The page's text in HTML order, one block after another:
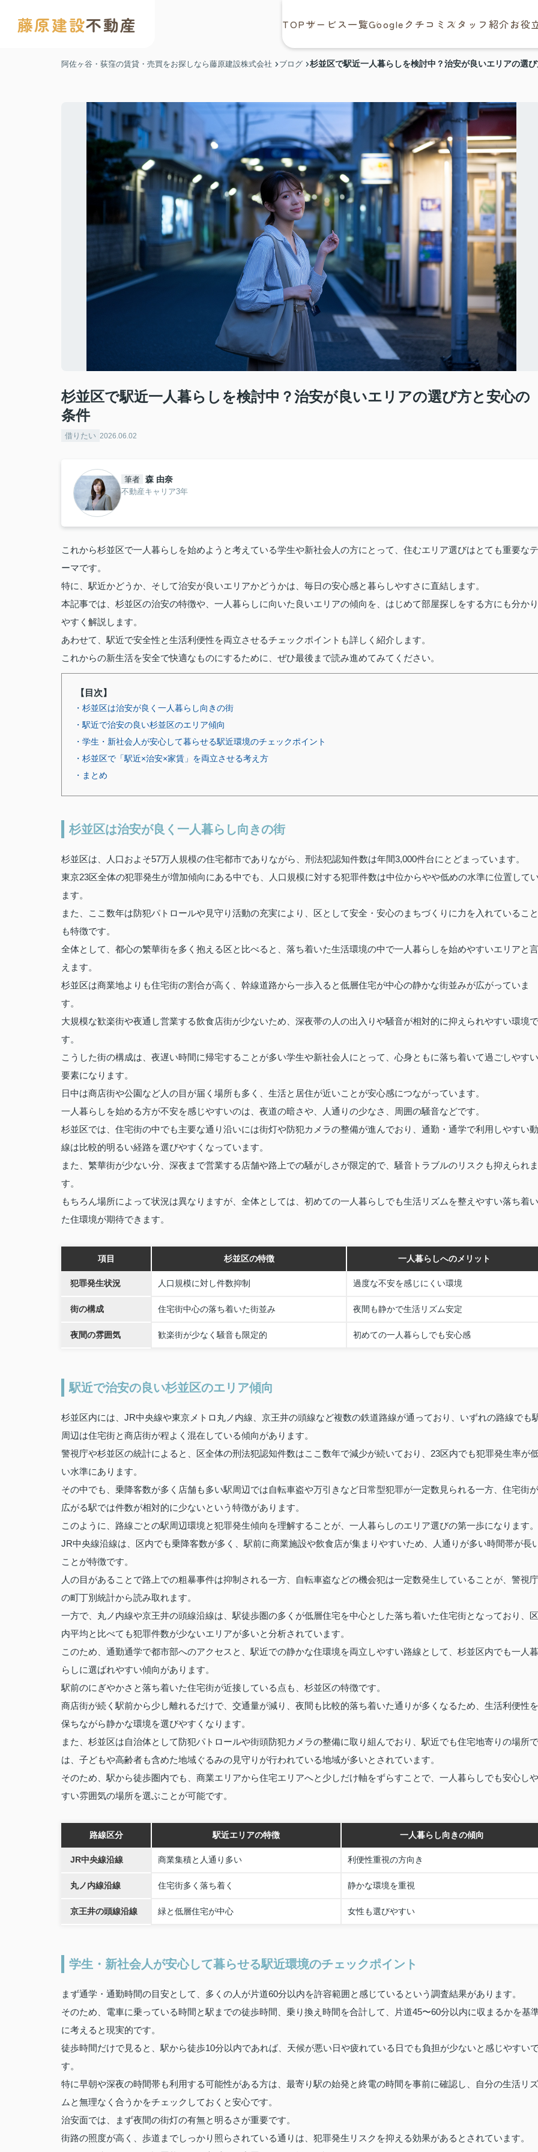
藤原建設不動産 TOPサービス一覧Googleクチコミ スタッフ紹介お役
阿佐ヶ谷・荻窪の賃貸・売買をお探しなら藤原建設株式会社 ブログ 杉並区で駅近一人暮らしを検討中？治安が良いエリアの選
杉並区で駅近一人暮らしを検討中？治安が良いエリアの選び方と安心の
条件
借りたい 2026.06.02
筆者 森 由奈
不動産キャリア3年
これから杉並区で一人暮らしを始めようと考えている学生や新社会人の方にとって、住むエリア選びはとても重要なテ
ーマです。
特に、駅近かどうか、そして治安が良いエリアかどうかは、毎日の安心感と暮らしやすさに直結します。
本記事では、杉並区の治安の特徴や、一人暮らしに向いた良いエリアの傾向を、はじめて部屋探しをする方にも分かり
やすく解説します。
あわせて、駅近で安全性と生活利便性を両立させるチェックポイントも詳しく紹介します。
これからの新生活を安全で快適なものにするために、ぜひ最後まで読み進めてみてください。
【目次】
・杉並区は治安が良く一人暮らし向きの街
・駅近で治安の良い杉並区のエリア傾向
・学生・新社会人が安心して暮らせる駅近環境のチェックポイント
・杉並区で「駅近×治安×家賃」を両立させる考え方
・まとめ
杉並区は治安が良く一人暮らし向きの街
杉並区は、人口およそ57万人規模の住宅都市でありながら、刑法犯認知件数は年間3,000件台にとどまっています。
東京23区全体の犯罪発生が増加傾向にある中でも、人口規模に対する犯罪件数は中位からやや低めの水準に位置して
ます。
また、ここ数年は防犯パトロールや見守り活動の充実により、区として安全・安心のまちづくりに力を入れていること
も特徴です。
全体として、都心の繁華街を多く抱える区と比べると、落ち着いた生活環境の中で一人暮らしを始めやすいエリアと言
えます。
杉並区は商業地よりも住宅街の割合が高く、幹線道路から一歩入ると低層住宅が中心の静かな街並みが広がっていま
す。
大規模な歓楽街や夜通し営業する飲食店街が少ないため、深夜帯の人の出入りや騒音が相対的に抑えられやすい環境で
す。
こうした街の構成は、夜遅い時間に帰宅することが多い学生や新社会人にとって、心身ともに落ち着いて過ごしやすい
要素になります。
日中は商店街や公園など人の目が届く場所も多く、生活と居住が近いことが安心感につながっています。
一人暮らしを始める方が不安を感じやすいのは、夜道の暗さや、人通りの少なさ、周囲の騒音などです。
杉並区では、住宅街の中でも主要な通り沿いには街灯や防犯カメラの整備が進んでおり、通勤・通学で利用しやすい動
線は比較的明るい経路を選びやすくなっています。
また、繁華街が少ない分、深夜まで営業する店舗や路上での騒がしさが限定的で、騒音トラブルのリスクも抑えられま
す。
もちろん場所によって状況は異なりますが、全体としては、初めての一人暮らしでも生活リズムを整えやすい落ち着い
た住環境が期待できます。
項目 杉並区の特徴 一人暮らしへのメリット
犯罪発生状況 人口規模に対し件数抑制 過度な不安を感じにくい環境
街の構成 住宅街中心の落ち着いた街並み 夜間も静かで生活リズム安定
夜間の雰囲気 歓楽街が少なく騒音も限定的 初めての一人暮らしでも安心感
駅近で治安の良い杉並区のエリア傾向
杉並区内には、JR中央線や東京メトロ丸ノ内線、京王井の頭線など複数の鉄道路線が通っており、いずれの路線でも
周辺は住宅街と商店街が程よく混在している傾向があります。
警視庁や杉並区の統計によると、区全体の刑法犯認知件数はここ数年で減少が続いており、23区内でも犯罪発生率が
い水準にあります。
その中でも、乗降客数が多く店舗も多い駅周辺では自転車盗や万引きなど日常型犯罪が一定数見られる一方、住宅街が
広がる駅では件数が相対的に少ないという特徴があります。
このように、路線ごとの駅周辺環境と犯罪発生傾向を理解することが、一人暮らしのエリア選びの第一歩になります。
JR中央線沿線は、区内でも乗降客数が多く、駅前に商業施設や飲食店が集まりやすいため、人通りが多い時間帯が長
ことが特徴です。
人の目があることで路上での粗暴事件は抑制される一方、自転車盗などの機会犯は一定数発生していることが、警視庁
の町丁別統計から読み取れます。
一方で、丸ノ内線や京王井の頭線沿線は、駅徒歩圏の多くが低層住宅を中心とした落ち着いた住宅街となっており、区
内平均と比べても犯罪件数が少ないエリアが多いと分析されています。
このため、通勤通学で都市部へのアクセスと、駅近での静かな住環境を両立しやすい路線として、杉並区内でも一人暮
らしに選ばれやすい傾向があります。
駅前のにぎやかさと落ち着いた住宅街が近接している点も、杉並区の特徴です。
商店街が続く駅前から少し離れるだけで、交通量が減り、夜間も比較的落ち着いた通りが多くなるため、生活利便性を
保ちながら静かな環境を選びやすくなります。
また、杉並区は自治体として防犯パトロールや街頭防犯カメラの整備に取り組んでおり、駅近でも住宅地寄りの場所で
は、子どもや高齢者も含めた地域ぐるみの見守りが行われている地域が多いとされています。
そのため、駅から徒歩圏内でも、商業エリアから住宅エリアへと少しだけ軸をずらすことで、一人暮らしでも安心しや
すい雰囲気の場所を選ぶことが可能です。
路線区分 駅近エリアの特徴 一人暮らし向きの傾向
JR中央線沿線 商業集積と人通り多い 利便性重視の方向き
丸ノ内線沿線 住宅街多く落ち着く 静かな環境を重視
京王井の頭線沿線 緑と低層住宅が中心 女性も選びやすい
学生・新社会人が安心して暮らせる駅近環境のチェックポイント
まず通学・通勤時間の目安として、多くの人が片道60分以内を許容範囲と感じているという調査結果があります。
そのため、電車に乗っている時間と駅までの徒歩時間、乗り換え時間を合計して、片道45〜60分以内に収まるかを基
に考えると現実的です。
徒歩時間だけで見ると、駅から徒歩10分以内であれば、天候が悪い日や疲れている日でも負担が少ないと感じやすい
す。
特に早朝や深夜の時間帯も利用する可能性がある方は、最寄り駅の始発と終電の時間を事前に確認し、自分の生活リズ
ムと無理なく合うかをチェックしておくと安心です。
治安面では、まず夜間の街灯の有無と明るさが重要です。
街路の照度が高く、歩道までしっかり照らされている通りは、犯罪発生リスクを抑える効果があるとされています。